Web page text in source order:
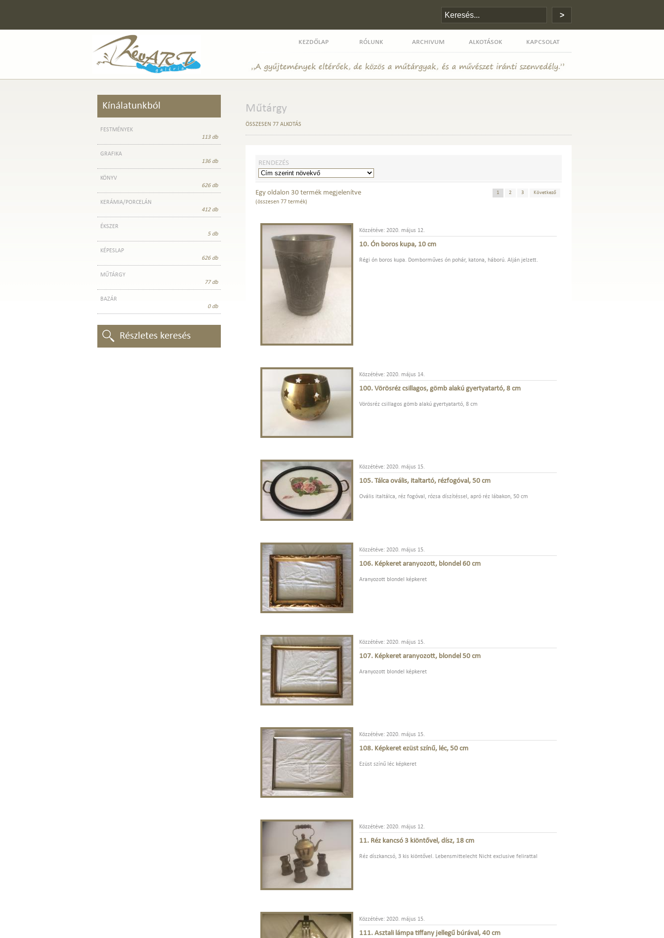
kapcsolat
alkotások
archivum
rólunk
kezdőlap
Kínálatunkból
FESTMÉNYEK
113 db
GRAFIKA
136 db
KÖNYV
626 db
KERÁMIA/PORCELÁN
412 db
ÉKSZER
5 db
KÉPESLAP
626 db
MŰTÁRGY
77 db
BAZÁR
0 db
Részletes keresés
Műtárgy
ÖSSZESEN 77 ALKOTÁS
RENDEZÉS
Egy oldalon 30 termék megjelenítve
(összesen 77 termék)
Következő
3
2
1
Közzétéve: 2020. május 12.
10. Ón boros kupa, 10 cm
Régi ón boros kupa. Domborműves ón pohár, katona, háború. Alján jelzett.
Közzétéve: 2020. május 14.
100. Vörösréz csillagos, gömb alakú gyertyatartó, 8 cm
Vörösréz csillagos gömb alakú gyertyatartó, 8 cm
Közzétéve: 2020. május 15.
105. Tálca ovális, italtartó, rézfogóval, 50 cm
Ovális italtálca, réz fogóval, rózsa díszítéssel, apró réz lábakon, 50 cm
Közzétéve: 2020. május 15.
106. Képkeret aranyozott, blondel 60 cm
Aranyozott blondel képkeret
Közzétéve: 2020. május 15.
107. Képkeret aranyozott, blondel 50 cm
Aranyozott blondel képkeret
Közzétéve: 2020. május 15.
108. Képkeret ezüst színű, léc, 50 cm
Ezüst színű léc képkeret
Közzétéve: 2020. május 12.
11. Réz kancsó 3 kiöntővel, dísz, 18 cm
Réz díszkancsó, 3 kis kiöntővel. Lebensmittelecht Nicht exclusive felirattal
Közzétéve: 2020. május 15.
111. Asztali lámpa tiffany jellegű búrával, 40 cm